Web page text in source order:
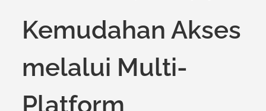
Kemudahan Akses
melalui Multi-
Platform